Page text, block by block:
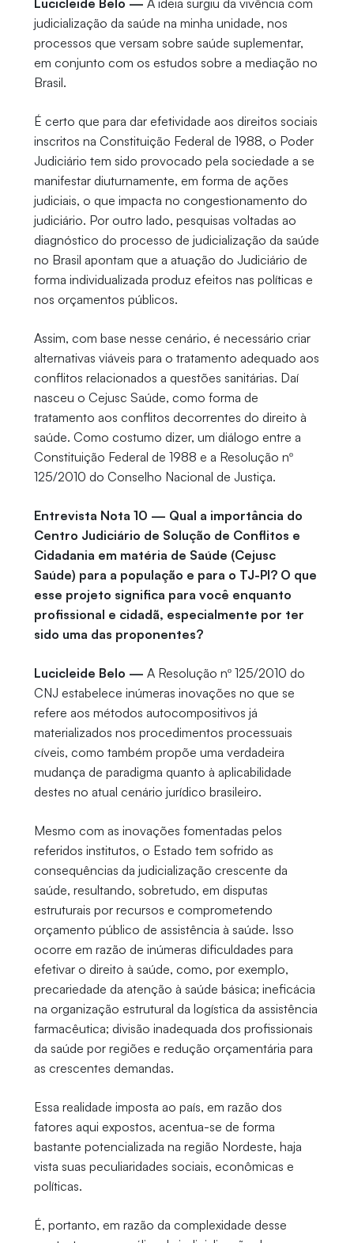
Lucicleide Belo — A ideia surgiu da vivência com
judicialização da saúde na minha unidade, nos
processos que versam sobre saúde suplementar,
em conjunto com os estudos sobre a mediação no
Brasil.
É certo que para dar efetividade aos direitos sociais
inscritos na Constituição Federal de 1988, o Poder
Judiciário tem sido provocado pela sociedade a se
manifestar diuturnamente, em forma de ações
judiciais, o que impacta no congestionamento do
judiciário. Por outro lado, pesquisas voltadas ao
diagnóstico do processo de judicialização da saúde
no Brasil apontam que a atuação do Judiciário de
forma individualizada produz efeitos nas políticas e
nos orçamentos públicos.
Assim, com base nesse cenário, é necessário criar
alternativas viáveis para o tratamento adequado aos
conflitos relacionados a questões sanitárias. Daí
nasceu o Cejusc Saúde, como forma de
tratamento aos conflitos decorrentes do direito à
saúde. Como costumo dizer, um diálogo entre a
Constituição Federal de 1988 e a Resolução nº
125/2010 do Conselho Nacional de Justiça.
Entrevista Nota 10 — Qual a importância do
Centro Judiciário de Solução de Conflitos e
Cidadania em matéria de Saúde (Cejusc
Saúde) para a população e para o TJ-PI? O que
esse projeto significa para você enquanto
profissional e cidadã, especialmente por ter
sido uma das proponentes?
Lucicleide Belo — A Resolução nº 125/2010 do
CNJ estabelece inúmeras inovações no que se
refere aos métodos autocompositivos já
materializados nos procedimentos processuais
cíveis, como também propõe uma verdadeira
mudança de paradigma quanto à aplicabilidade
destes no atual cenário jurídico brasileiro.
Mesmo com as inovações fomentadas pelos
referidos institutos, o Estado tem sofrido as
consequências da judicialização crescente da
saúde, resultando, sobretudo, em disputas
estruturais por recursos e comprometendo
orçamento público de assistência à saúde. Isso
ocorre em razão de inúmeras dificuldades para
efetivar o direito à saúde, como, por exemplo,
precariedade da atenção à saúde básica; ineficácia
na organização estrutural da logística da assistência
farmacêutica; divisão inadequada dos profissionais
da saúde por regiões e redução orçamentária para
as crescentes demandas.
Essa realidade imposta ao país, em razão dos
fatores aqui expostos, acentua-se de forma
bastante potencializada na região Nordeste, haja
vista suas peculiaridades sociais, econômicas e
políticas.
É, portanto, em razão da complexidade desse